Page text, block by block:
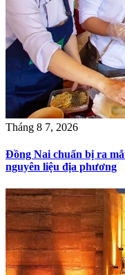
Tháng 8 7, 2026
Đồng Nai chuẩn bị ra
nguyên liệu địa phương